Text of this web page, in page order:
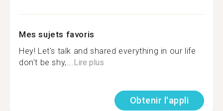
Mes sujets favoris
Hey! Let's talk and shared everything in our life
don't be shy,...Lire plus
Obtenir l'appli